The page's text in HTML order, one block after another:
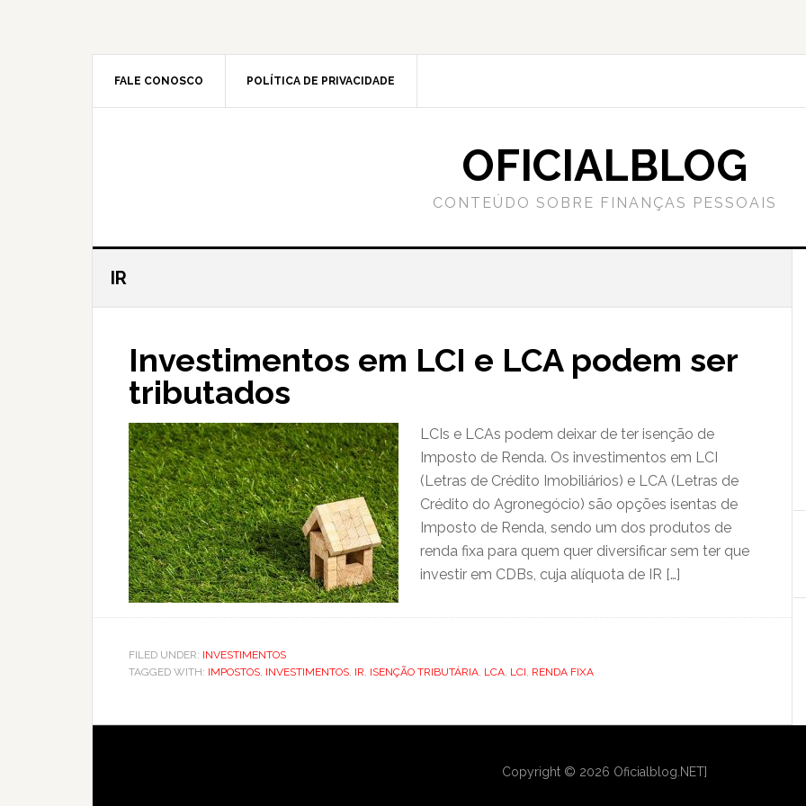
FALE CONOSCO POLÍTICA DE PRIVACIDADE
OFICIALBLOG
CONTEÚDO SOBRE FINANÇAS PESSOAIS
IR
Investimentos em LCI e LCA podem ser
tributados
LCIs e LCAs podem deixar de ter isenção de
Imposto de Renda. Os investimentos em LCI
(Letras de Crédito Imobiliários) e LCA (Letras de
Crédito do Agronegócio) são opções isentas de
Imposto de Renda, sendo um dos produtos de
renda fixa para quem quer diversificar sem ter que
investir em CDBs, cuja alíquota de IR […]
FILED UNDER: INVESTIMENTOS
TAGGED WITH: IMPOSTOS, INVESTIMENTOS, IR, ISENÇÃO TRIBUTÁRIA, LCA, LCI, RENDA FIXA
Copyright © 2026 Oficialblog.NET]